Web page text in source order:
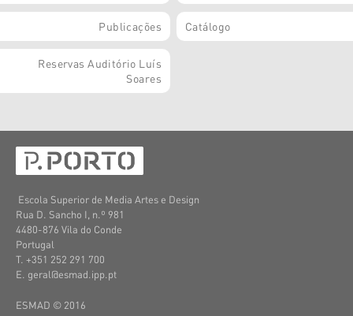
Publicações Catálogo
Reservas Auditório Luís
Soares
Escola Superior de Media Artes e Design
Rua D. Sancho I, n.º 981
4480-876 Vila do Conde
Portugal
T. +351 252 291 700
E. geral@esmad.ipp.pt
ESMAD © 2016